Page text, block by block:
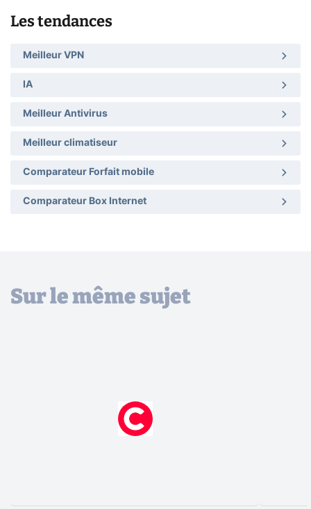
Les tendances
Meilleur VPN
IA
Meilleur Antivirus
Meilleur climatiseur
Comparateur Forfait mobile
Comparateur Box Internet
Sur le même sujet